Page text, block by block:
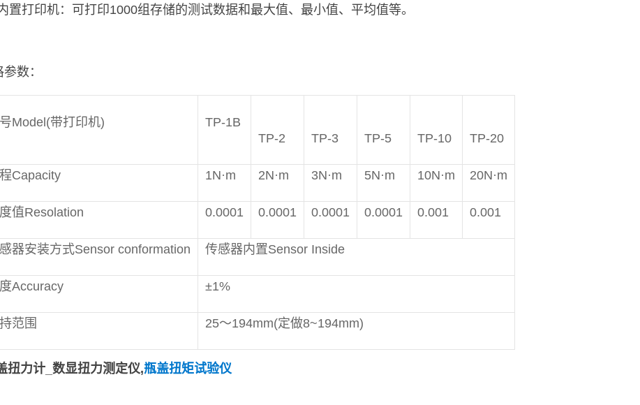
置打印机：可打印1000组存储的测试数据和最大值、最小值、平均值等。
数：
Model(带打印机)
TP-1B
TP-2
TP-3 TP-5 TP-10 TP-20
Capacity 1N·m 2N·m 3N·m 5N·m 10N·m 20N·m
值Resolation 0.0001 0.0001 0.0001 0.0001 0.001 0.001
器安装方式Sensor conformation 传感器内置Sensor Inside
Accuracy ±1%
范围 25～194mm(定做8~194mm)
扭力计_数显扭力测定仪,瓶盖扭矩试验仪